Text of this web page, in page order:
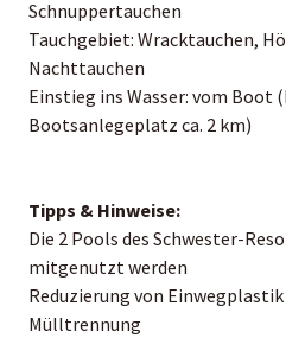
Schnuppertauchen
Tauchgebiet: Wracktauchen,
Nachttauchen
Einstieg ins Wasser: vom Boot
Bootsanlegeplatz ca. 2 km)
Tipps & Hinweise:
Die 2 Pools des Schwester-
mitgenutzt werden
Reduzierung von Einwegplastik
Mülltrennung